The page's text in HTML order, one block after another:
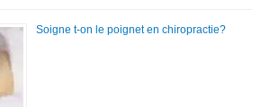
Soigne t-on le poignet en chiropractie?